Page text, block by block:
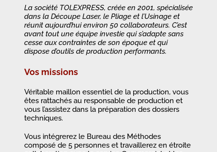
La société TOLEXPRESS, créée en 2001, spécialisée
dans la Découpe Laser, le Pliage et l’Usinage et
réunit aujourd’hui environ 50 collaborateurs. C’est
avant tout une équipe investie qui s’adapte sans
cesse aux contraintes de son époque et qui
dispose d’outils de production performants.
Vos missions
Véritable maillon essentiel de la production, vous
êtes rattachés au responsable de production et
vous l’assistez dans la préparation des dossiers
techniques.
Vous intégrerez le Bureau des Méthodes
composé de 5 personnes et travaillerez en étroite